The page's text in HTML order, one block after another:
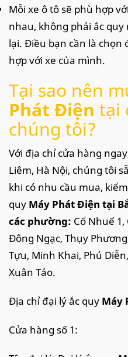
Mỗi xe ô tô sẽ phù hợp
nhau, không phải ắc
lại. Điều bạn cần là chọn
hợp với xe của mình.
Tại sao nên
Phát Điện tại
chúng tôi?
Với địa chỉ cửa hàng
Liêm, Hà Nội, chúng tôi
khi có nhu cầu mua,
quy Máy Phát Điện tại
các phường: Cổ Nhuế
Đông Ngạc, Thụy
Tựu, Minh Khai, Phú
Xuân Tảo.
Địa chỉ đại lý ắc quy Máy
Cửa hàng số 1: